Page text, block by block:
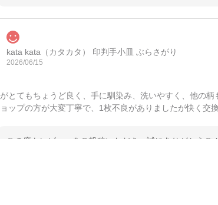
kata kata（カタカタ） 印判手小皿 ぶらさがり
2026/06/15
とてもちょうど良く、手に馴染み、洗いやすく、他の
ップの方が大変丁寧で、1枚不良がありましたが快く交
この度もレビューをご投稿いただき、誠にありがとう